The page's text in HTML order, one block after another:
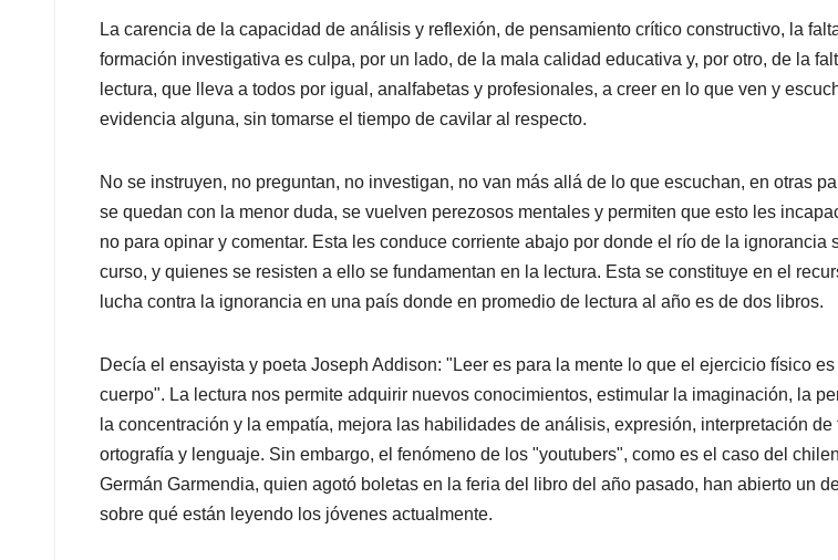
La carencia de la capacidad de análisis y reflexión, de pensamiento crítico constructivo, la
formación investigativa es culpa, por un lado, de la mala calidad educativa y, por otro, de la
lectura, que lleva a todos por igual, analfabetas y profesionales, a creer en lo que ven y
evidencia alguna, sin tomarse el tiempo de cavilar al respecto.
No se instruyen, no preguntan, no investigan, no van más allá de lo que escuchan, en otras
se quedan con la menor duda, se vuelven perezosos mentales y permiten que esto les
no para opinar y comentar. Esta les conduce corriente abajo por donde el río de la ignorancia
curso, y quienes se resisten a ello se fundamentan en la lectura. Esta se constituye en el
lucha contra la ignorancia en una país donde en promedio de lectura al año es de dos libros.
Decía el ensayista y poeta Joseph Addison: "Leer es para la mente lo que el ejercicio físico es
cuerpo". La lectura nos permite adquirir nuevos conocimientos, estimular la imaginación, la
la concentración y la empatía, mejora las habilidades de análisis, expresión, interpretación de
ortografía y lenguaje. Sin embargo, el fenómeno de los "youtubers", como es el caso del
Germán Garmendia, quien agotó boletas en la feria del libro del año pasado, han abierto un
sobre qué están leyendo los jóvenes actualmente.